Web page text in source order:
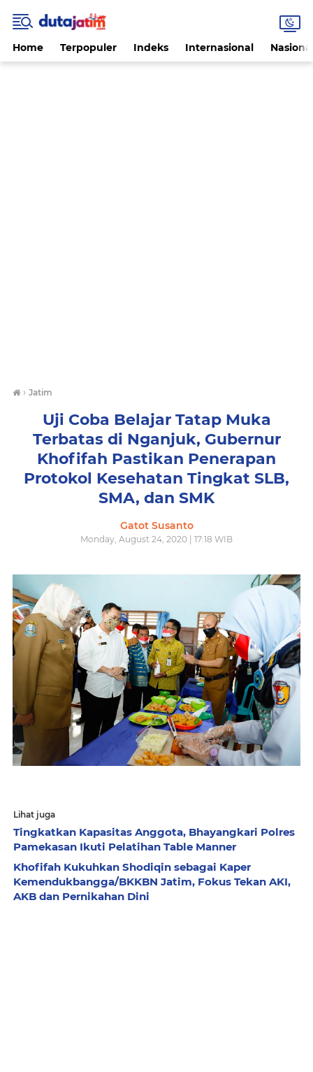
Home Terpopuler Indeks Internasional
› Jatim
Uji Coba Belajar Tatap Muka
Terbatas di Nganjuk, Gubernur
Khofifah Pastikan Penerapan
Protokol Kesehatan Tingkat SLB,
SMA, dan SMK
Gatot Susanto
Monday, August 24, 2020 | 17:18 WIB
Lihat juga
Tingkatkan Kapasitas Anggota, Bhayangkari Polres
Pamekasan Ikuti Pelatihan Table Manner
Khofifah Kukuhkan Shodiqin sebagai Kaper
Kemendukbangga/BKKBN Jatim, Fokus Tekan AKI,
AKB dan Pernikahan Dini